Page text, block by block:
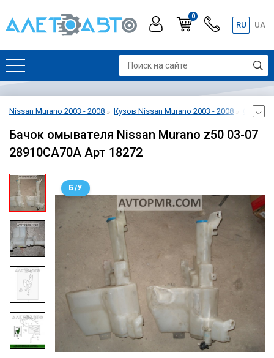
0
RU UA
Nissan Murano 2003 - 2008 Кузов Nissan Murano 2003 - 2008
Бачок омывателя Nissan Murano z50 03-07
28910CA70A Арт 18272
Б/У